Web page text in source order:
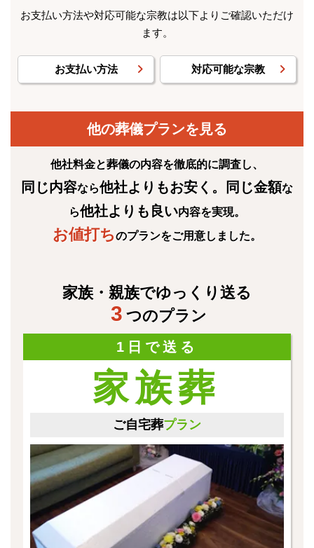
お支払い方法や対応可能な宗教は以下よりご確認いただけ
ます。
お支払い方法 対応可能な宗教
他の葬儀プランを見る
他社料金と葬儀の内容を徹底的に調査し、
同じ内容なら他社よりもお安く 。同じ金額な
ら他社よりも良い内容を実現。
お値打ちのプランをご用意しました。
家族・親族でゆっくり送る
3 つのプラン
1日で送る
家族葬
ご自宅葬プラン